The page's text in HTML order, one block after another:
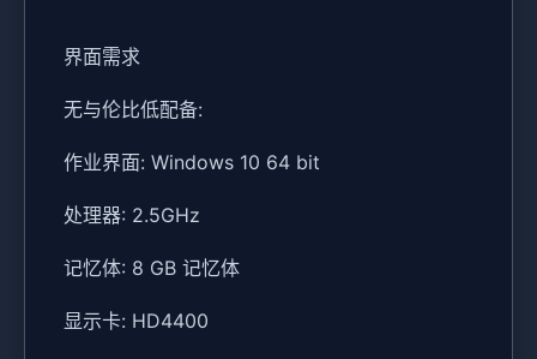
界面需求
无与伦比低配备:
作业界面: Windows 10 64 bit
处理器: 2.5GHz
记忆体: 8 GB 记忆体
显示卡: HD4400